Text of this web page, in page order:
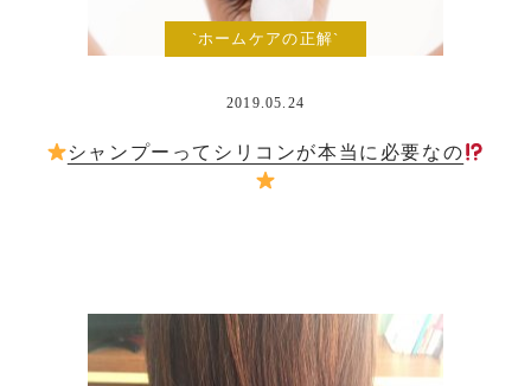
`ホームケアの正解`
2019.05.24
シャンプーってシリコンが本当に必要なの